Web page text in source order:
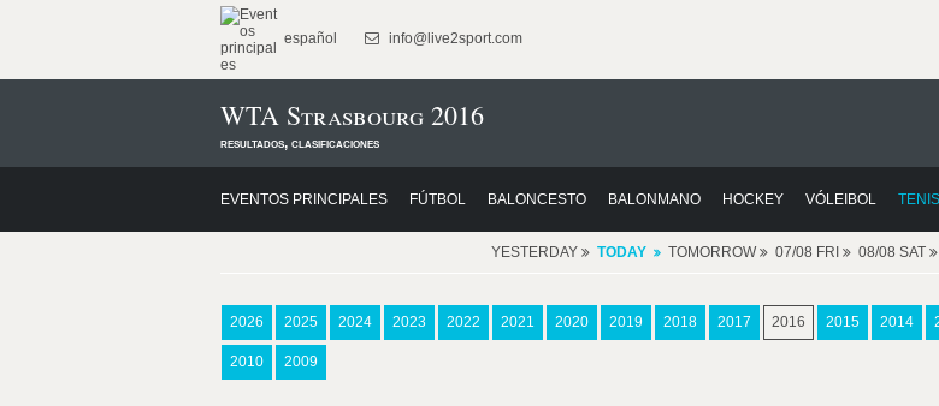
español info@live2sport.com
WTA Strasbourg 2016
resultados, clasificaciones
EVENTOS PRINCIPALES FÚTBOL BALONCESTO BALONMANO HOCKEY VÓLEIBOL TENIS
YESTERDAY TODAY TOMORROW 07/08 FRI 08/08 SAT
2026 2025 2024 2023 2022 2021 2020 2019 2018 2017 2016 2015 2014
2010 2009